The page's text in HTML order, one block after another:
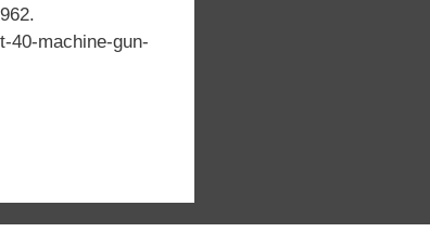
40-machine-gun-